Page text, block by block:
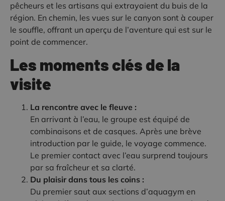
pêcheurs et les artisans qui extrayaient du buis de la
région. En chemin, les vues sur le canyon sont à couper
le souffle, offrant un aperçu de l’aventure qui est sur le
point de commencer.
Les moments clés de la
visite
La rencontre avec le fleuve :
En arrivant à l’eau, le groupe est équipé de
combinaisons et de casques. Après une brève
introduction par le guide, le voyage commence.
Le premier contact avec l’eau surprend toujours
par sa fraîcheur et sa clarté.
Du plaisir dans tous les coins :
Du premier saut aux sections d’aquagym en